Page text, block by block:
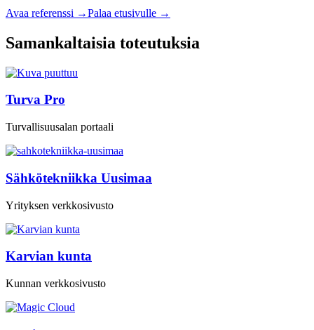
Avaa referenssi →Palaa etusivulle →
Samankaltaisia toteutuksia
Turva Pro
Turvallisuusalan portaali
Sähkötekniikka Uusimaa
Yrityksen verkkosivusto
Karvian kunta
Kunnan verkkosivusto